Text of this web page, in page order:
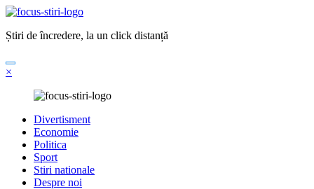
Sari
conținut
Știri de încredere, la un click distanță
×
Divertisment
Economie
Politica
Sport
Stiri nationale
Despre noi